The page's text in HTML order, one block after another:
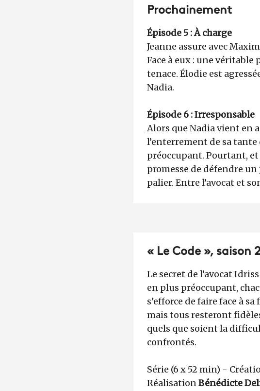
Prochainement
Épisode 5 : À charge
Jeanne assure avec
Face à eux : une
tenace. Élodie est
Nadia.
Épisode 6 : Irresponsable
Alors que Nadia vient en
l’enterrement de sa tante
préoccupant. Pourtant, et
promesse de défendre
palier. Entre l’avocat et
« Le Code », saison
Le secret de l’avocat
en plus préoccupant,
s’efforce de faire face à
mais tous resteront
quels que soient la
confrontés.
Série (6 x 52 min) -
RéalisationBénédicte